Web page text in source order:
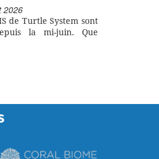
2026
de Turtle System sont
la mi-juin. Que